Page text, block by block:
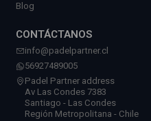
Blog
CONTÁCTANOS
info@padelpartner.cl
56927489005
Padel Partner address
Av Las Condes 7383
Santiago - Las Condes
Región Metropolitana - Chile